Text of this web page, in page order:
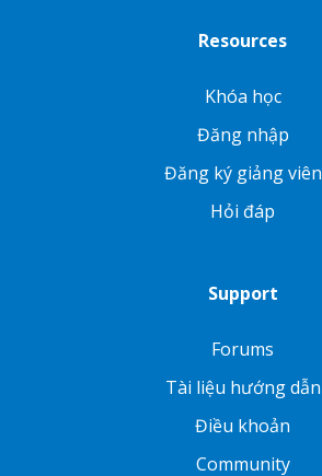
Resources
Khóa học
Đăng nhập
Đăng ký giảng viên
Hỏi đáp
Support
Forums
Tài liệu hướng dẫn
Điều khoản
Community